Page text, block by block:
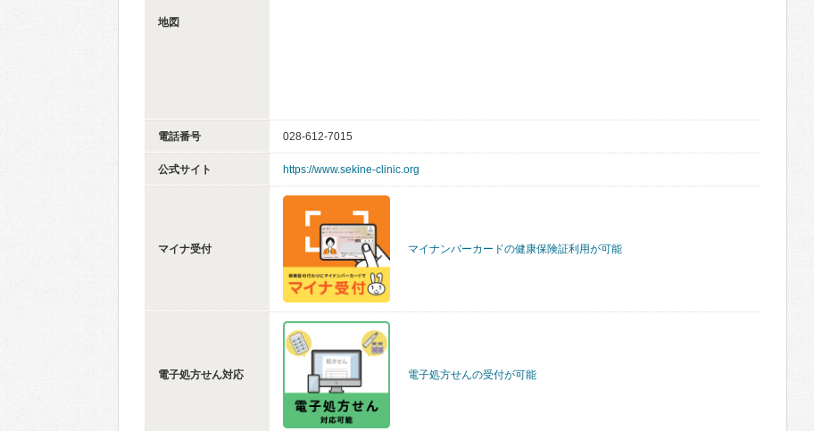
地図
電話番号 028-612-7015
公式サイト https://www.sekine-clinic.org
マイナ受付 マイナンバーカードの健康保険証利用が可能
電子処方せん対応 電子処方せんの受付が可能